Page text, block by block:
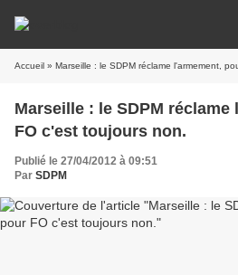
Accueil » Marseille : le SDPM réclame l'armement,
Marseille : le SDPM
FO c'est toujours non.
Publié le 27/04/2012 à 09:51
Par SDPM